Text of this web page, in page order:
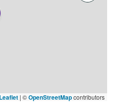
Leaflet | ©OpenStreetMapcontributors